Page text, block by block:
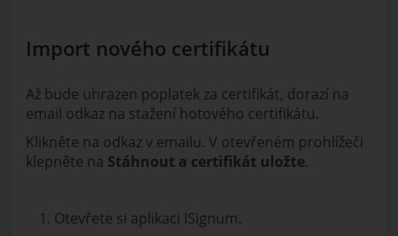
Import nového certifikátu
Až bude uhrazen poplatek za certifikát, dorazí na
email odkaz na stažení hotového certifikátu.
Klikněte na odkaz v emailu. V otevřeném prohlížeči
klepněte na Stáhnout a certifikát uložte.
Otevřete si aplikaci ISignum.